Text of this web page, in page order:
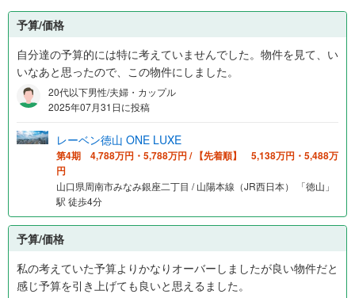
予算/価格
自分達の予算的には特に考えていませんでした。物件を見て、い
いなあと思ったので、この物件にしました。
20代以下男性/夫婦・カップル
2025年07月31日に投稿
レーベン徳山 ONE LUXE
第4期 4,788万円・5,788万円 / 【先着順】 5,138万円・5,488万
円
山口県周南市みなみ銀座二丁目 / 山陽本線（JR西日本） 「徳山」
駅 徒歩4分
予算/価格
私の考えていた予算よりかなりオーバーしましたが良い物件だと
感じ予算を引き上げても良いと思えるました。